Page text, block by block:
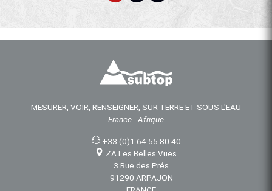
MESURER, VOIR, RENSEIGNER, SUR TERRE ET SOUS L'EAU
France - Afrique
+33 (0)1 64 55 80 40
ZA Les Belles Vues
3 Rue des Prés
91290 ARPAJON